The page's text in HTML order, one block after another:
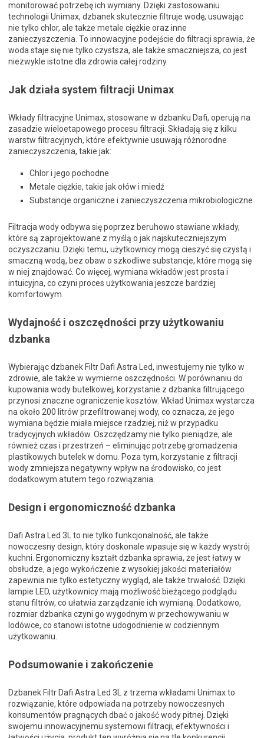
monitorować potrzebę ich wymiany. Dzięki zastosowaniu
technologii Unimax, dzbanek skutecznie filtruje wodę, usuwając
nie tylko chlor, ale także metale ciężkie oraz inne
zanieczyszczenia. To innowacyjne podejście do filtracji sprawia, że
woda staje się nie tylko czystsza, ale także smaczniejsza, co jest
niezwykle istotne dla zdrowia całej rodziny.
Jak działa system filtracji Unimax
Wkłady filtracyjne Unimax, stosowane w dzbanku Dafi, operują na
zasadzie wieloetapowego procesu filtracji. Składają się z kilku
warstw filtracyjnych, które efektywnie usuwają różnorodne
zanieczyszczenia, takie jak:
Chlor i jego pochodne
Metale ciężkie, takie jak ołów i miedź
Substancje organiczne i zanieczyszczenia mikrobiologiczne
Filtracja wody odbywa się poprzez beruhowo stawiane wkłady,
które są zaprojektowane z myślą o jak najskuteczniejszym
oczyszczaniu. Dzięki temu, użytkownicy mogą cieszyć się czystą i
smaczną wodą, bez obaw o szkodliwe substancje, które mogą się
w niej znajdować. Co więcej, wymiana wkładów jest prosta i
intuicyjna, co czyni proces użytkowania jeszcze bardziej
komfortowym.
Wydajność i oszczędności przy użytkowaniu
dzbanka
Wybierając dzbanek Filtr Dafi Astra Led, inwestujemy nie tylko w
zdrowie, ale także w wymierne oszczędności. W porównaniu do
kupowania wody butelkowej, korzystanie z dzbanka filtrującego
przynosi znaczne ograniczenie kosztów. Wkład Unimax wystarcza
na około 200 litrów przefiltrowanej wody, co oznacza, że jego
wymiana będzie miała miejsce rzadziej, niż w przypadku
tradycyjnych wkładów. Oszczędzamy nie tylko pieniądze, ale
również czas i przestrzeń – eliminując potrzebę gromadzenia
plastikowych butelek w domu. Poza tym, korzystanie z filtracji
wody zmniejsza negatywny wpływ na środowisko, co jest
dodatkowym atutem tego rozwiązania.
Design i ergonomiczność dzbanka
Dafi Astra Led 3L to nie tylko funkcjonalność, ale także
nowoczesny design, który doskonale wpasuje się w każdy wystrój
kuchni. Ergonomiczny kształt dzbanka sprawia, że jest łatwy w
obsłudze, a jego wykończenie z wysokiej jakości materiałów
zapewnia nie tylko estetyczny wygląd, ale także trwałość. Dzięki
lampie LED, użytkownicy mają możliwość bieżącego podglądu
stanu filtrów, co ułatwia zarządzanie ich wymianą. Dodatkowo,
rozmiar dzbanka czyni go wygodnym w przechowywaniu w
lodówce, co stanowi istotne udogodnienie w codziennym
użytkowaniu.
Podsumowanie i zakończenie
Dzbanek Filtr Dafi Astra Led 3L z trzema wkładami Unimax to
rozwiązanie, które odpowiada na potrzeby nowoczesnych
konsumentów pragnących dbać o jakość wody pitnej. Dzięki
swojemu innowacyjnemu systemowi filtracji, efektywności i